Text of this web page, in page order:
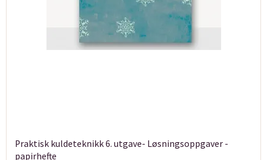
Praktisk kuldeteknikk 6. utgave- Løsningsoppgaver -
papirhefte